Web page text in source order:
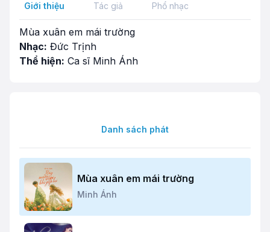
Giới thiệu Tác giả Phổ nhạc
Mùa xuân em mái trường
Nhạc: Đức Trịnh
Thể hiện: Ca sĩ Minh Ánh
Danh sách phát
Mùa xuân em mái trường
Minh Ánh